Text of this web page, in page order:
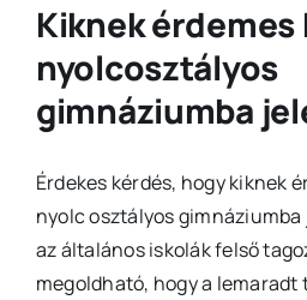
Kiknek érdemes
nyolcosztályos
gimnáziumba
Érdekes kérdés, hogy kiknek
nyolc osztályos
az általános iskolák felső
megoldható, hogy a